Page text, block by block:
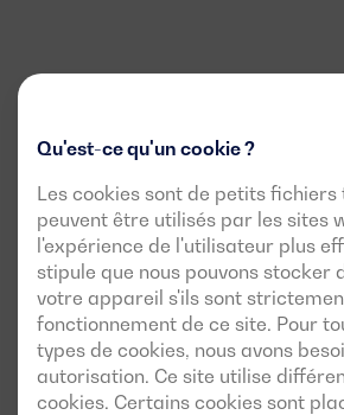
Qu'est-ce qu'un cookie ?
Les cookies sont de petits fichiers
peuvent être utilisés par les sites
l'expérience de l'utilisateur plus
stipule que nous pouvons stocker
votre appareil s'ils sont
fonctionnement de ce site. Pour
types de cookies, nous avons
autorisation. Ce site utilise
cookies. Certains cookies sont
Newsletter
Inscrivez-vous à la lettre
Email
J'accepte d'être tenu informé
newsletter